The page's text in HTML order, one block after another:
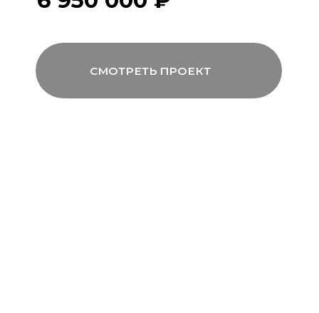
Мы совмещаем скорость модульной
сборки с технологиями капитального
строительства, включая использование
бетона, керамогранита и премиального
инженерного оборудования